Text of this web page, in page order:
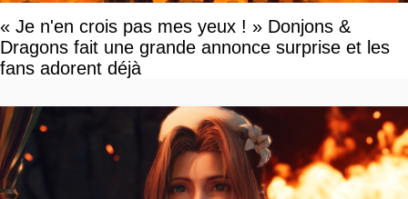
« Je n'en crois pas mes yeux ! » Donjons &
Dragons fait une grande annonce surprise et les
fans adorent déjà